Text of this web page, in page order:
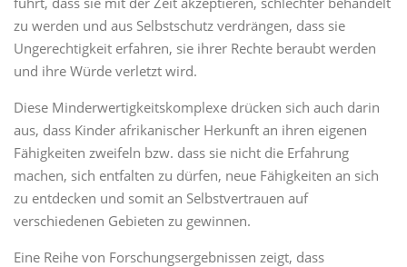
zu werden und aus Selbstschutz verdrängen, dass sie
Ungerechtigkeit erfahren, sie ihrer Rechte beraubt werden
und ihre Würde verletzt wird.
Diese Minderwertigkeitskomplexe drücken sich auch darin
aus, dass Kinder afrikanischer Herkunft an ihren eigenen
Fähigkeiten zweifeln bzw. dass sie nicht die Erfahrung
machen, sich entfalten zu dürfen, neue Fähigkeiten an sich
zu entdecken und somit an Selbstvertrauen auf
verschiedenen Gebieten zu gewinnen.
Eine Reihe von Forschungsergebnissen zeigt, dass